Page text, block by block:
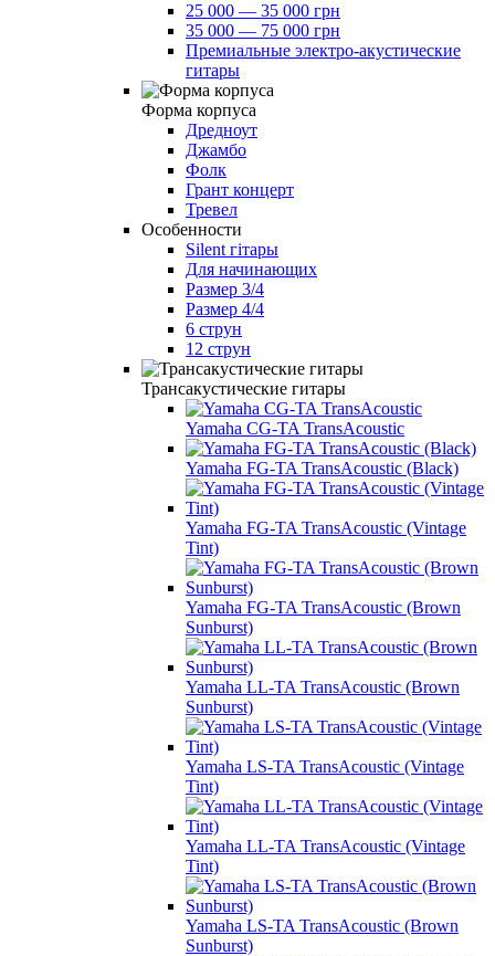
25 000 — 35 000 грн
35 000 — 75 000 грн
Премиальные электро-акустические
гитары
Форма корпуса
Дредноут
Джамбо
Фолк
Грант концерт
Тревел
Особенности
Silent гітары
Для начинающих
Размер 3/4
Размер 4/4
6 струн
12 струн
Трансакустические гитары
Yamaha CG-TA TransAcoustic
Yamaha FG-TA TransAcoustic (Black)
Yamaha FG-TA TransAcoustic (Vintage
Tint)
Yamaha FG-TA TransAcoustic (Brown
Sunburst)
Yamaha LL-TA TransAcoustic (Brown
Sunburst)
Yamaha LS-TA TransAcoustic (Vintage
Tint)
Yamaha LL-TA TransAcoustic (Vintage
Tint)
Yamaha LS-TA TransAcoustic (Brown
Sunburst)